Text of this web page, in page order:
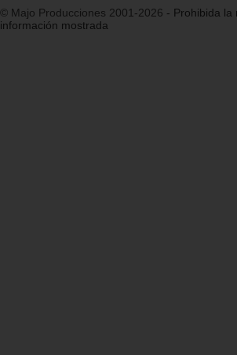
© Majo Producciones 2001-2026 - Prohibida la
información mostrada